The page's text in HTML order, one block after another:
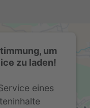
um
zu laden!
eines